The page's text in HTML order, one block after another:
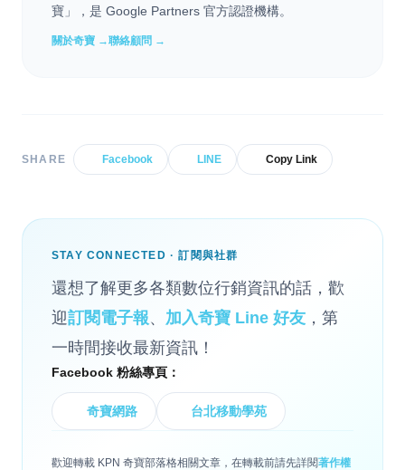
寶」，是 Google Partners 官方認證機構。
關於奇寶 →聯絡顧問 →
SHARE Facebook LINE Copy Link
STAY CONNECTED · 訂閱與社群
還想了解更多各類數位行銷資訊的話，歡
迎訂閱電子報、 加入奇寶 Line 好友 ，第
一時間接收最新資訊！
Facebook 粉絲專頁：
奇寶網路 台北移動學苑
歡迎轉載 KPN 奇寶部落格相關文章，在轉載前請先詳閱著作權